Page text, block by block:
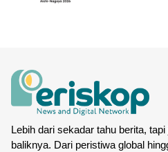
Lebih dari sekadar tahu berita,
baliknya. Dari peristiwa global